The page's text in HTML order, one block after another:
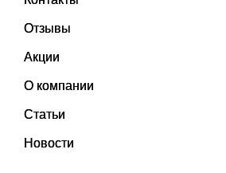
Отзывы
Акции
О компании
Статьи
Новости